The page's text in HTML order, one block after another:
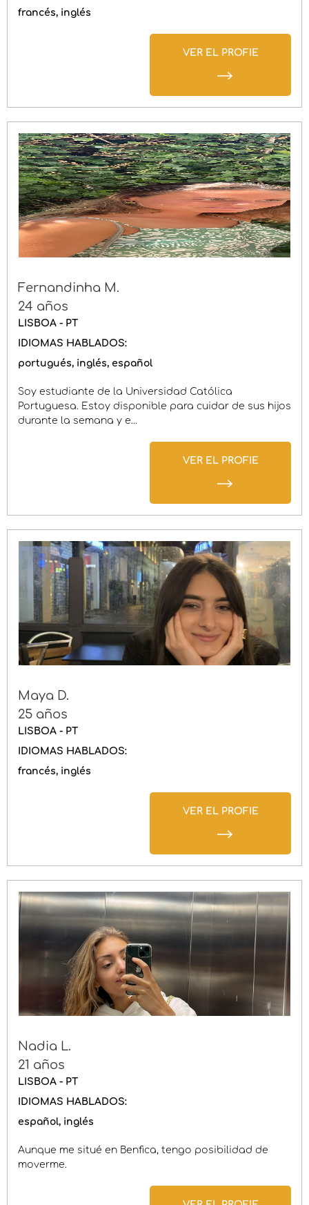
francés inglés
Fernandinha M.
24 años
LISBOA - PT
IDIOMAS HABLADOS:
portugués inglés español
Soy estudiante de la Universidad Católica
Portuguesa. Estoy disponible para cuidar de sus hijos
durante la semana y e...
Maya D.
25 años
LISBOA - PT
IDIOMAS HABLADOS:
francés inglés
Nadia L.
21 años
LISBOA - PT
IDIOMAS HABLADOS:
español inglés
Aunque me situé en Benfica, tengo posibilidad de
moverme.